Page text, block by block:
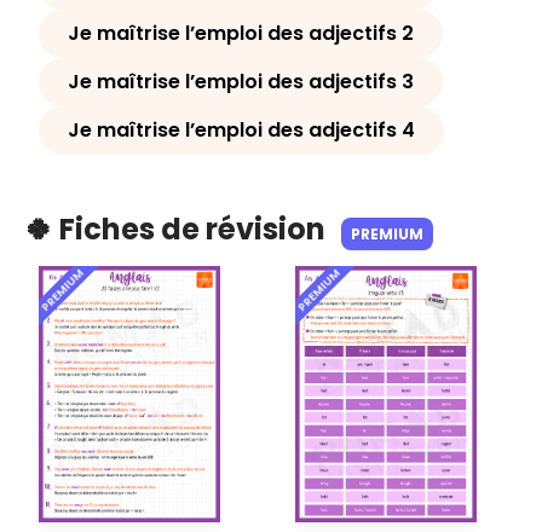
Je maîtrise l’emploi des adjectifs 2
Je maîtrise l’emploi des adjectifs 3
Je maîtrise l’emploi des adjectifs 4
🍀 Fiches de révision PREMIUM
PREMIUM PREMIUM